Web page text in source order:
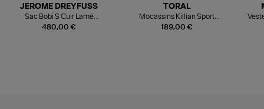
480,00 €
JEROME DREYFUSS
Sac Bobi S Cuir Lamé
Champagne
189,00 €
TORAL
Mocassins Killian Sport
Mousse